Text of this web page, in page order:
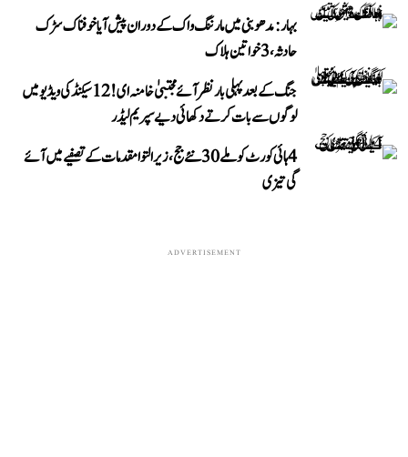
بہار: مدھوبنی میں مارننگ واک کے دوران پیش آیا خوفناک سڑک
حادثہ، 3 خواتین ہلاک
جنگ کے بعد پہلی بار نظر آئے مجتبیٰ خامنہ ای! 12 سیکنڈ کی ویڈیو میں
لوگوں سے بات کرتے دکھائی دیے سپریم لیڈر
4 ہائی کورٹ کو ملے 30 نئے جج، زیر التوا مقدمات کے تصفیے میں آئے
گی تیزی
ADVERTISEMENT